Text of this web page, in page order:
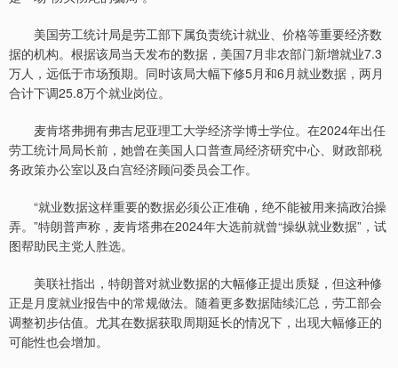
美国劳工统计局是劳工部下属负责统计就业、价格等重要经济数
据的机构。根据该局当天发布的数据，美国7月非农部门新增就业7.3
万人，远低于市场预期。同时该局大幅下修5月和6月就业数据，两月
合计下调25.8万个就业岗位。
麦肯塔弗拥有弗吉尼亚理工大学经济学博士学位。在2024年出任
劳工统计局局长前，她曾在美国人口普查局经济研究中心、财政部税
务政策办公室以及白宫经济顾问委员会工作。
“就业数据这样重要的数据必须公正准确，绝不能被用来搞政治操
弄。”特朗普声称，麦肯塔弗在2024年大选前就曾“操纵就业数据”，试
图帮助民主党人胜选。
美联社指出，特朗普对就业数据的大幅修正提出质疑，但这种修
正是月度就业报告中的常规做法。随着更多数据陆续汇总，劳工部会
调整初步估值。尤其在数据获取周期延长的情况下，出现大幅修正的
可能性也会增加。